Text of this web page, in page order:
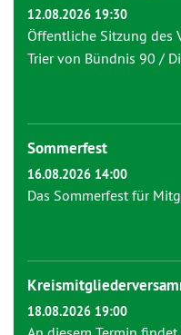
12.08.2026 19:30
Öffentliche Sitzung des
Trier von Bündnis 90 /
Sommerfest
16.08.2026 14:00
Das Sommerfest für
18.08.2026 19:00